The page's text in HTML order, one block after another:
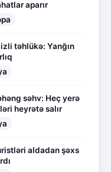
aparır
təhlükə: Yanğın
səhv: Heç yerə
heyrətə salır
aldadan şəxs